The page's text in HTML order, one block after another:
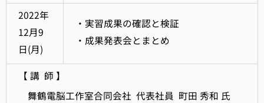
2022年
12月9
日(月)
・実習成果の確認と検証
・成果発表会とまとめ
【 講 師 】
舞鶴電脳工作室合同会社 代表社員 町田 秀和 氏